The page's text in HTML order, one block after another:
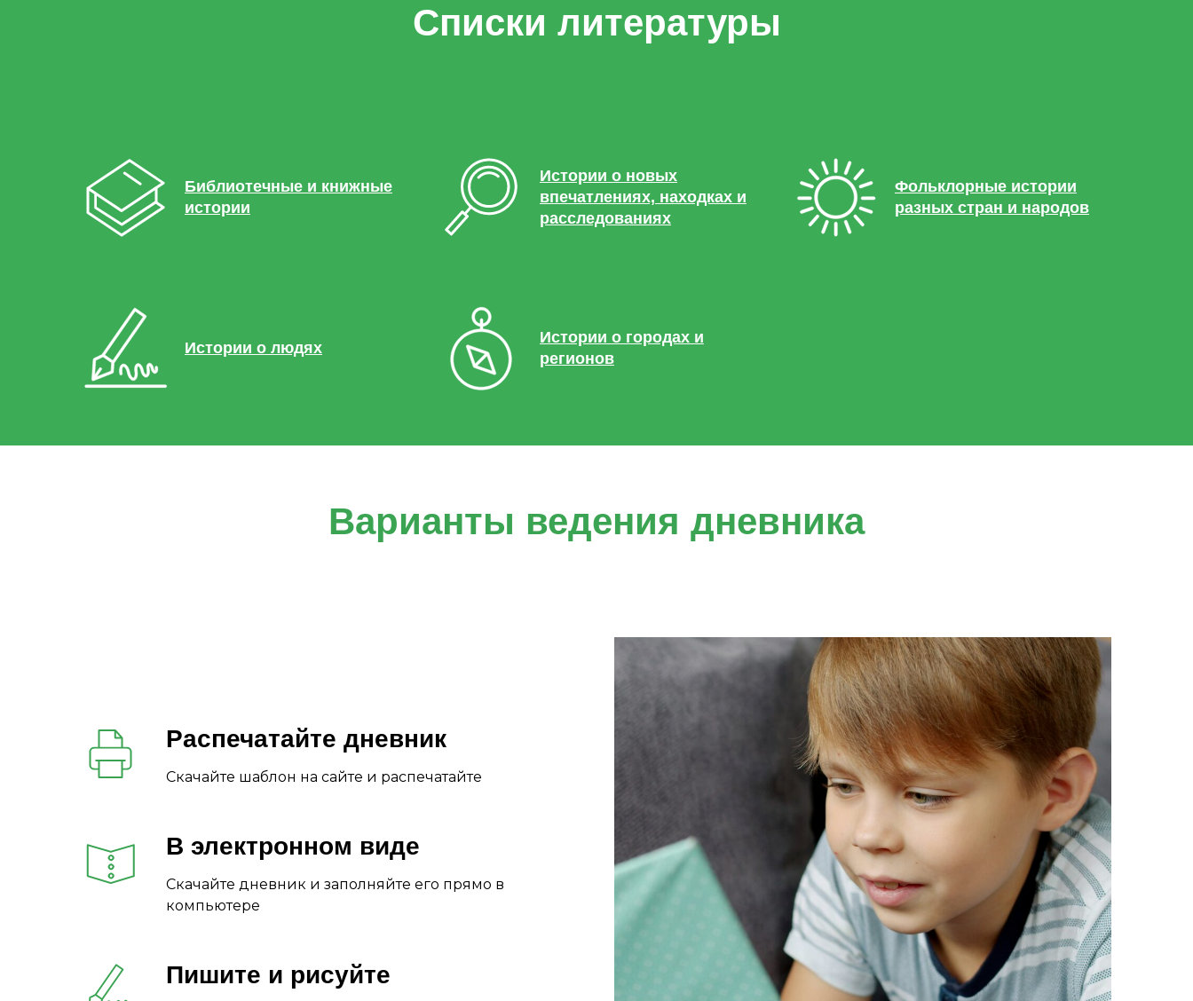
Списки литературы
Библиотечные и книжные
истории
Истории о новых
впечатлениях, находках и
расследованиях
Фольклорные истории
разных стран и народов
Истории о людях
Истории о городах и
регионов
Варианты ведения дневника
Распечатайте дневник
Скачайте шаблон на сайте и распечатайте
В электронном виде
Скачайте дневник и заполняйте его прямо в
компьютере
Пишите и рисуйте